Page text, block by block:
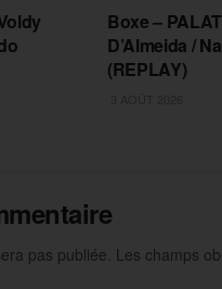
Boxe –
D’Almeida /
(REPLAY)
pas publiée. Les champs